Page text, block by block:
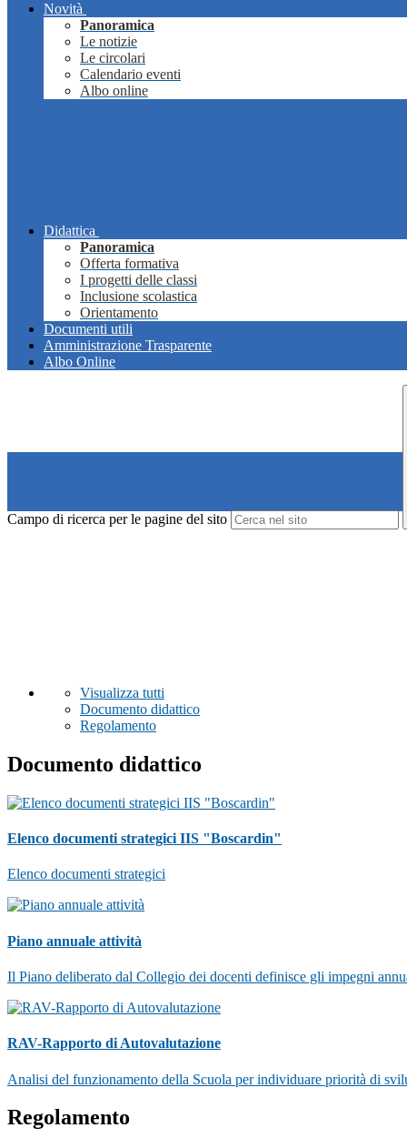
Novità
Panoramica
Le notizie
Le circolari
Calendario eventi
Albo online
Didattica
Panoramica
Offerta formativa
I progetti delle classi
Inclusione scolastica
Orientamento
Documenti utili
Amministrazione Trasparente
Albo Online
Campo di ricerca per le pagine del sito
Visualizza tutti
Documento didattico
Regolamento
Documento didattico
Elenco documenti strategici IIS "Boscardin"
Elenco documenti strategici
Piano annuale attività
Il Piano deliberato dal Collegio dei docenti definisce gli impegni
RAV-Rapporto di Autovalutazione
Analisi del funzionamento della Scuola per individuare priorità di
Regolamento